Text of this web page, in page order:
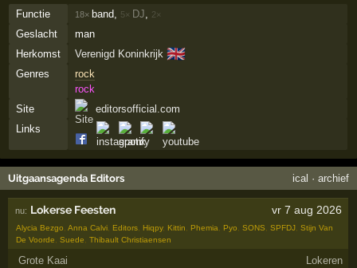
Functie 18× band, 5× DJ 2×
Geslacht
man
Herkomst
Verenigd Koninkrijk 🇬🇧
Genres
rock
rock
Site
editorsofficial.com
Links
Uitgaansagenda Editors ical · archief
nu: Lokerse Feesten vr 7 aug 2026
Alycia Bezgo,Anna Calvi, Editors, Hiqpy, Kittin, Phemia, Pyo,SONS,SPFDJ,Stijn Van
De Voorde,Suede,Thibault Christiaensen
Grote Kaai Lokeren